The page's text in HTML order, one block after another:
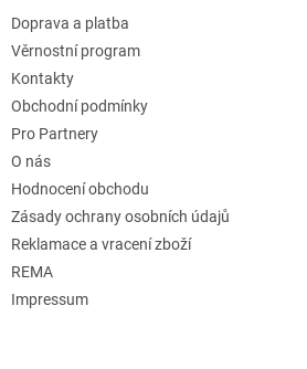
Doprava a platba
Věrnostní program
Kontakty
Obchodní podmínky
Pro Partnery
O nás
Hodnocení obchodu
Zásady ochrany osobních údajů
Reklamace a vracení zboží
REMA
Impressum